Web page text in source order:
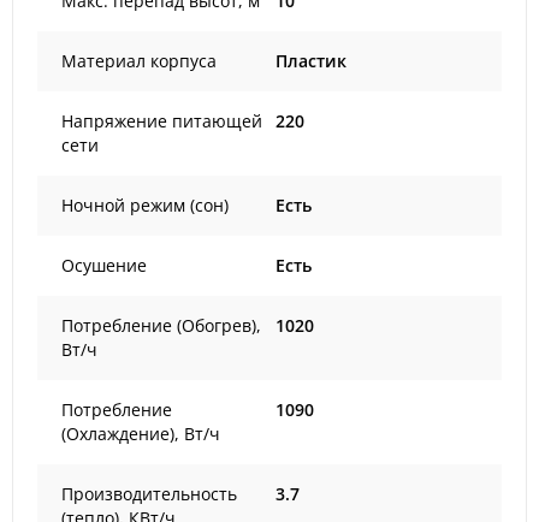
Материал корпуса Пластик
Напряжение питающей
сети
220
Ночной режим (сон) Есть
Осушение Есть
Потребление (Обогрев),
Вт/ч
1020
Потребление
(Охлаждение), Вт/ч
1090
Производительность
3.7